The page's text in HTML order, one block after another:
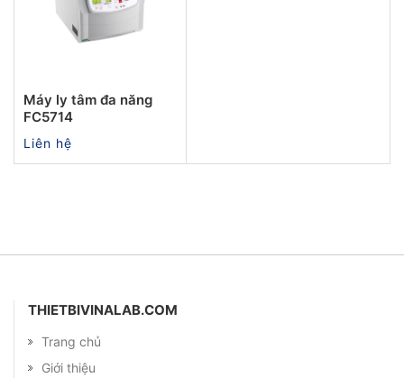
Máy ly tâm đa năng
FC5714
Liên hệ
THIETBIVINALAB.COM
Trang chủ
Giới thiệu